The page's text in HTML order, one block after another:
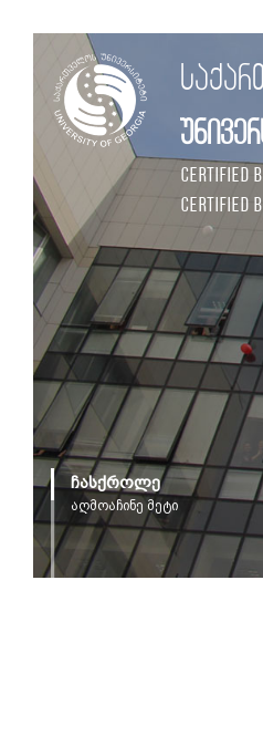
Certified
Certified
ჩასქროლე
აღმოაჩინე მეტი